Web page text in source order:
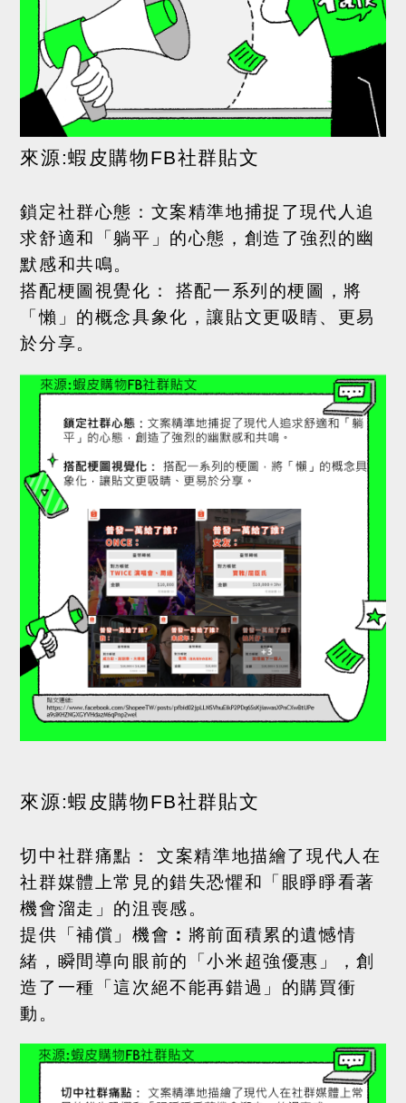
來源:蝦皮購物FB社群貼文
鎖定社群心態： 文案精準地捕捉了現代人追
求舒適和「躺平」的心態，創造了強烈的幽
默感和共鳴。
搭配梗圖視覺化： 搭配一系列的梗圖，將
「懶」的概念具象化，讓貼文更吸睛、更易
於分享。
來源:蝦皮購物FB社群貼文
切中社群痛點：文案精準地描繪了現代人在
社群媒體上常見的錯失恐懼和「眼睜睜看著
機會溜走」的沮喪感。
提供「補償」機會 ： 將前面積累的遺憾情
緒，瞬間導向眼前的「小米超強優惠」，創
造了一種「這次絕不能再錯過」的購買衝
動。